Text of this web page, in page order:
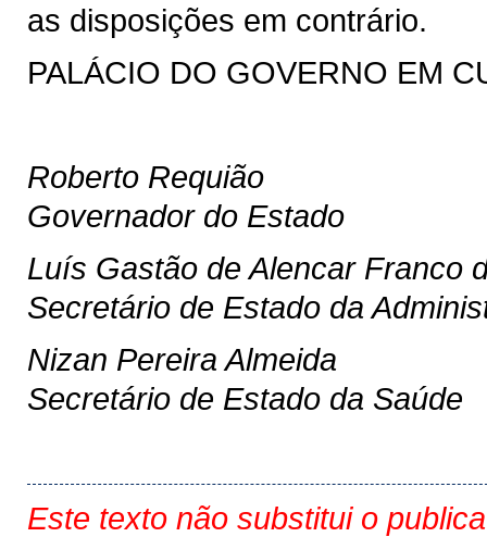
as disposições em contrário.
PALÁCIO DO GOVERNO EM
Roberto Requião
Governador do Estado
Luís Gastão de Alencar Franco
Secretário de Estado da
Nizan Pereira Almeida
Secretário de Estado da Saúde
Este texto não substitui o